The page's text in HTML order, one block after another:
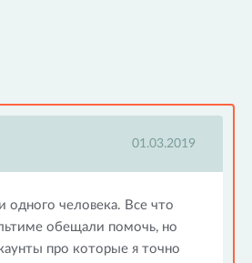
01.03.2019
человека. Все что
обещали помочь, но
про которые я точно